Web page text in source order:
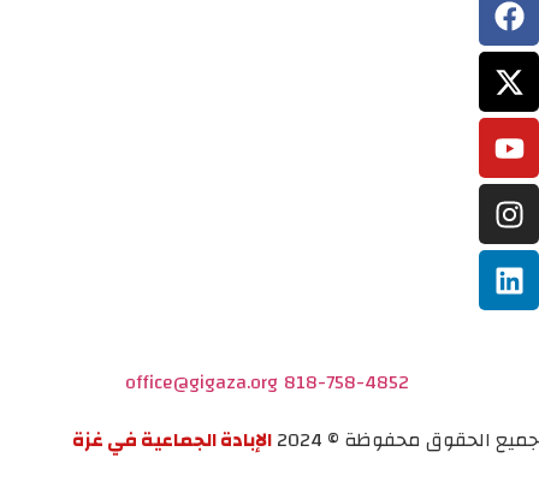
818-758-4852
office@gigaza.org
جميع الحقوق محفوظة © 2024
الإبادة الجماعية في غزة